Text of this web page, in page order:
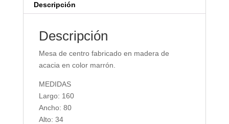
Descripción
Descripción
Mesa de centro fabricado en madera de
acacia en color marrón.
MEDIDAS
Largo: 160
Ancho: 80
Alto: 34